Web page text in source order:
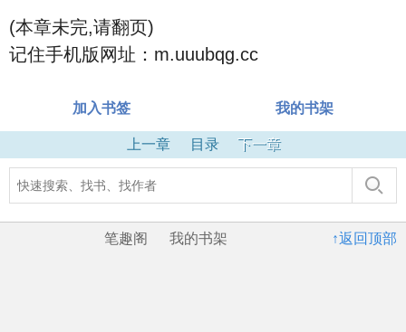
(本章未完,请翻页)
记住手机版网址：m.uuubqg.cc
加入书签 我的书架
上一章 目录 下一章
↑返回顶部
笔趣阁 我的书架